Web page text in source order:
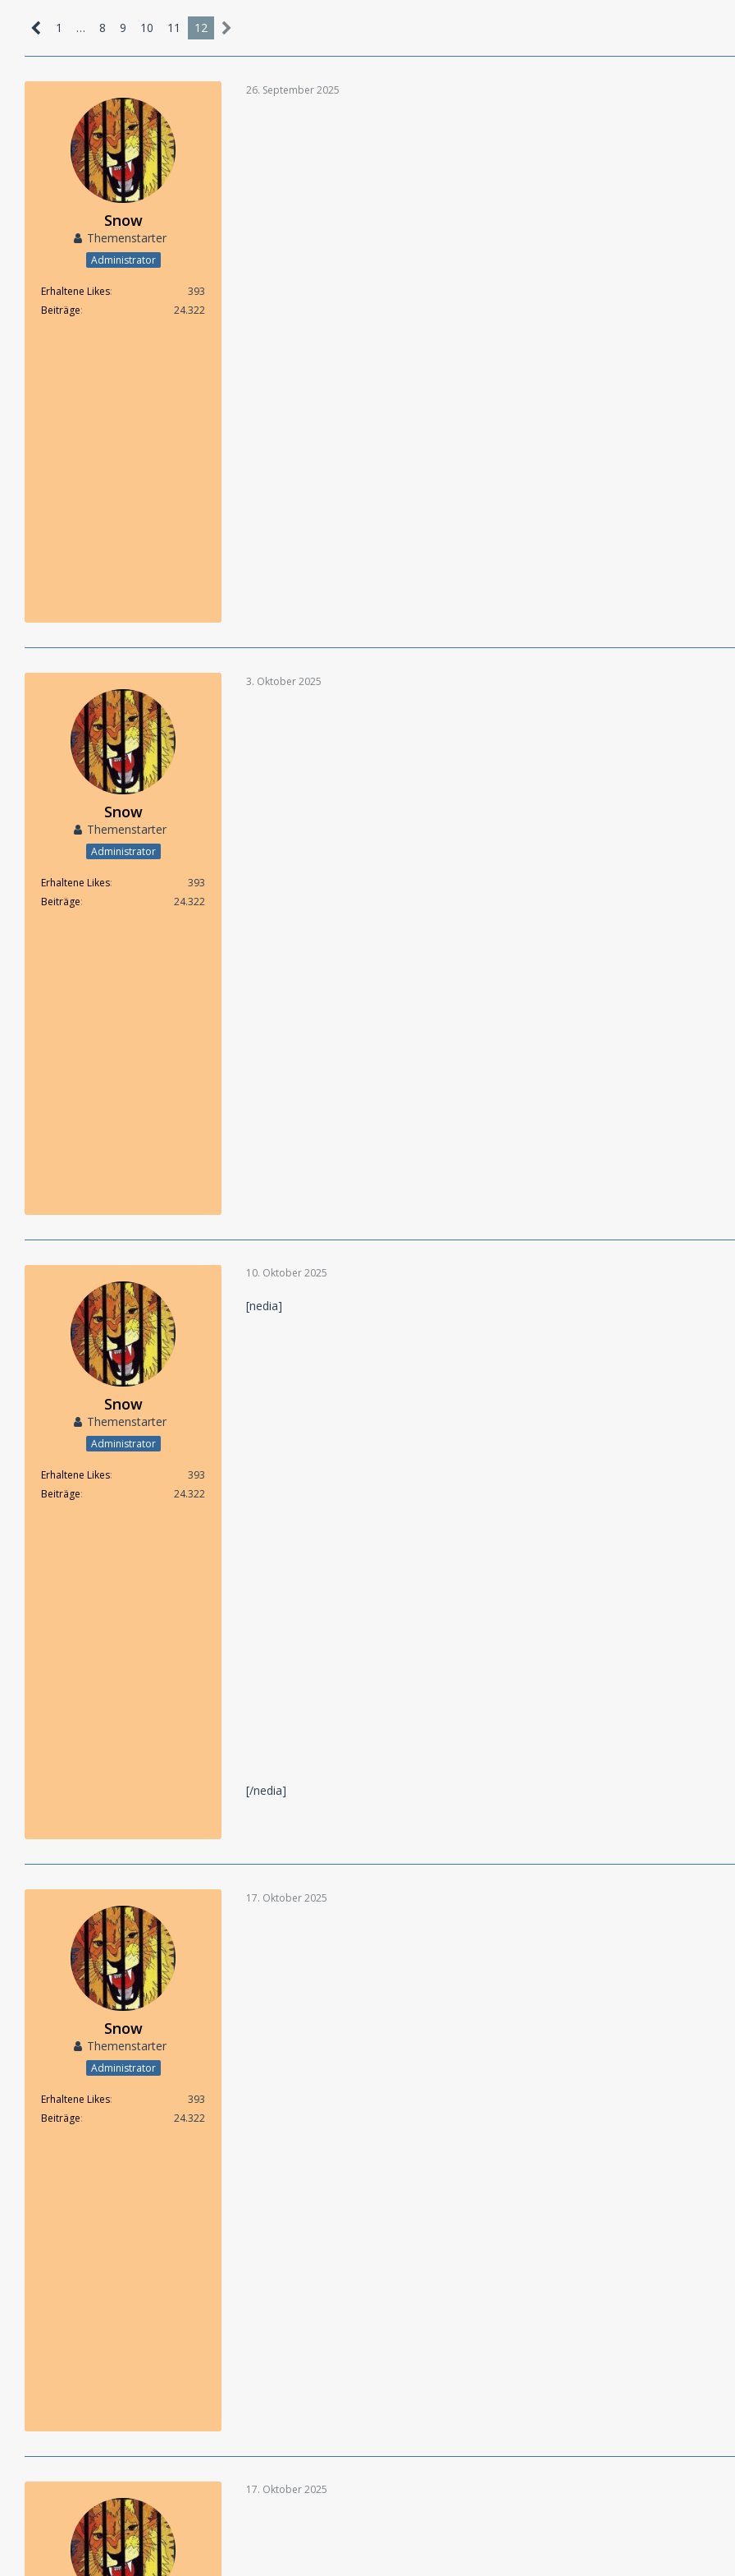
1 … 8 9 10 11 12
Snow
Themenstarter
Administrator
Erhaltene Likes
393
Beiträge
24.322
26. September 2025
Snow
Themenstarter
Administrator
Erhaltene Likes
393
Beiträge
24.322
3. Oktober 2025
Snow
Themenstarter
Administrator
Erhaltene Likes
393
Beiträge
24.322
10. Oktober 2025
[nedia]
[/nedia]
Snow
Themenstarter
Administrator
Erhaltene Likes
393
Beiträge
24.322
17. Oktober 2025
17. Oktober 2025